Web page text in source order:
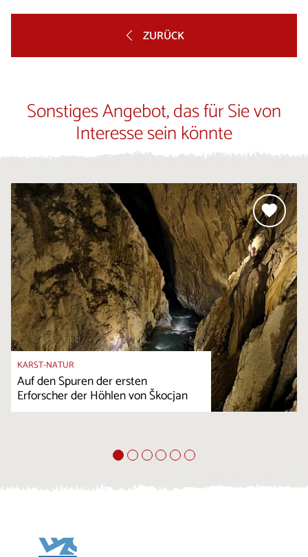
ZURÜCK
Sonstiges Angebot, das für Sie von
Interesse sein könnte
KARST-NATUR
Auf den Spuren der ersten
Erforscher der Höhlen von Škocjan